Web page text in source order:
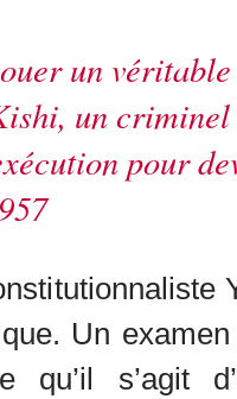
un
un
pour
Un
qu’il s’agit